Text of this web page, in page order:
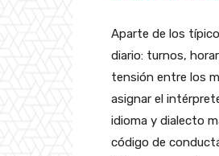
Aparte de los
diario: turnos,
tensión entre los
asignar el
idioma y dialecto
código de